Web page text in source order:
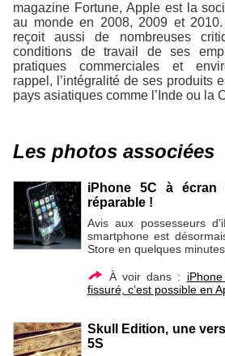
magazine Fortune, Apple est la
au monde en 2008, 2009 et
reçoit aussi de nombreuses
conditions de travail de ses
pratiques commerciales et
rappel, l’intégralité de ses produits
pays asiatiques comme l’Inde ou la
Les photos associées
iPhone 5C à écran
réparable !
Avis aux possesseurs
smartphone est
Store en quelques
À voir dans :
fissuré, c’est possible en
Skull Edition, une
5S